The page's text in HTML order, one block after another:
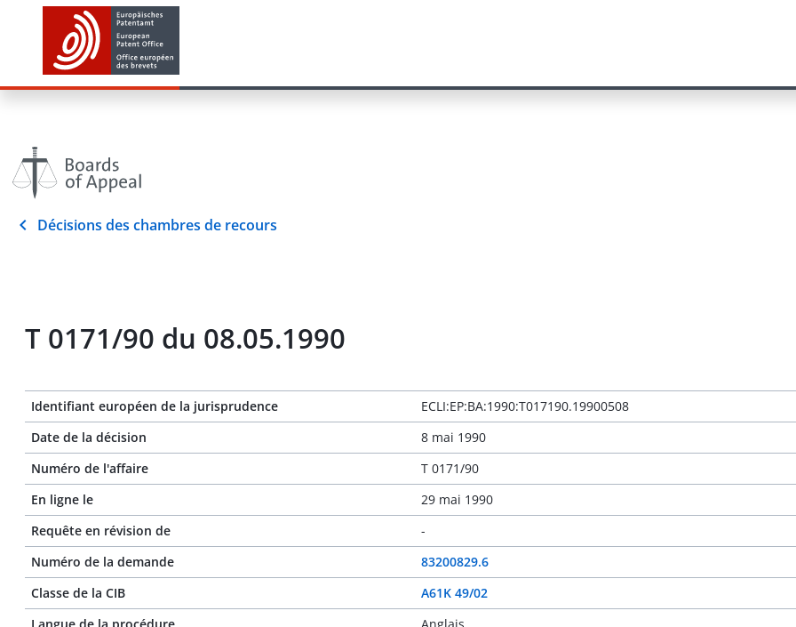
Décisions des chambres de recours
T 0171/90 du 08.05.1990
Identifiant européen de la jurisprudence
ECLI:EP:BA:1990:T017190.19900508
Date de la décision
8 mai 1990
Numéro de l'affaire
T 0171/90
En ligne le
29 mai 1990
Requête en révision de
-
Numéro de la demande
83200829.6
Classe de la CIB
A61K 49/02